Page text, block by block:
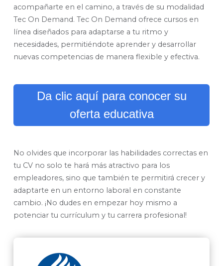
acompañarte en el camino, a través de su modalidad
Tec On Demand. Tec On Demand ofrece cursos en
línea diseñados para adaptarse a tu ritmo y
necesidades, permitiéndote aprender y desarrollar
nuevas competencias de manera flexible y efectiva.
Da clic aquí para conocer su
oferta educativa
No olvides que incorporar las habilidades correctas en
tu CV no solo te hará más atractivo para los
empleadores, sino que también te permitirá crecer y
adaptarte en un entorno laboral en constante
cambio. ¡No dudes en empezar hoy mismo a
potenciar tu currículum y tu carrera profesional!